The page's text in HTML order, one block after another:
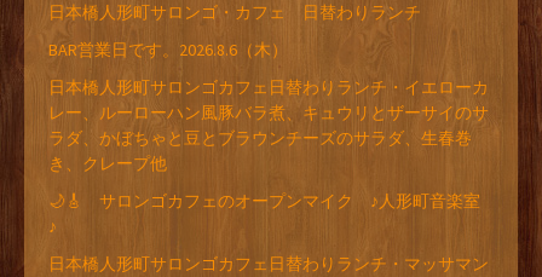
日本橋人形町サロンゴ・カフェ 日替わりランチ
BAR営業日です。2026.8.6（木）
日本橋人形町サロンゴカフェ日替わりランチ・イエローカ
レー、ルーローハン風豚バラ煮、キュウリとザーサイのサ
ラダ、かぼちゃと豆とブラウンチーズのサラダ、生春巻
き、クレープ他
🌙🎸 サロンゴカフェのオープンマイク ♪人形町音楽室
♪
日本橋人形町サロンゴカフェ日替わりランチ・マッサマン